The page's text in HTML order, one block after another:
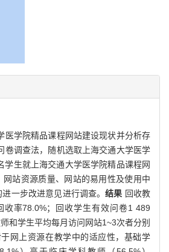
医学院精品课程网站建设现状并分析存
卷调查法，随机选取上海交通大学医学
生就上海交通大学医学院精品课程网
网站资源质量、网站的易用性及使用中
一步改进意见进行调查。结果回收教
收率78.0%；回收学生有效问卷1 489
和学生平均每月访问网站1~3次者分别